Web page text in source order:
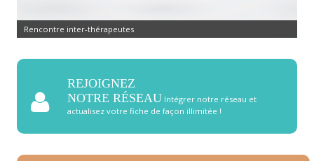
Rencontre inter-thérapeutes
REJOIGNEZ
NOTRE RÉSEAU Intégrer notre réseau et
actualisez votre fiche de façon illimitée !